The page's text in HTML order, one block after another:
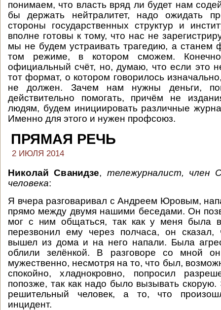
понимаем, что власть вряд ли будет нам
бы держать нейтралитет, надо ожидать
стороны государственных структур и
вполне готовы к тому, что нас не
мы не будем устраивать трагедию, а станем
том режиме, в котором сможем.
официальный счёт, но, думаю, что если это
тот формат, о котором говорилось
не должен. Зачем нам нужны деньги,
действительно помогать, причём не
людям, будем инициировать различные
Именно для этого и нужен профсоюз.
ПРЯМАЯ РЕЧЬ
2 ИЮЛЯ 2014
Николай Сванидзе, тележурналист, член
человека:
Я вчера разговаривал с Андреем Юровым,
прямо между двумя нашими беседами. Он
мог с ним общаться, так как у меня была
перезвонил ему через полчаса, он
вышел из дома и на него напали. Была
облили зелёнкой. В разговоре со мной
мужественно, несмотря на то, что был,
спокойно, хладнокровно, попросил
попозже, так как надо было вызывать
решительный человек, а то, что
инцидент.